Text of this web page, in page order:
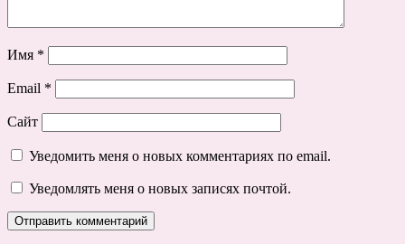
Имя *
Email *
Сайт
Уведомить меня о новых комментариях по email.
Уведомлять меня о новых записях почтой.